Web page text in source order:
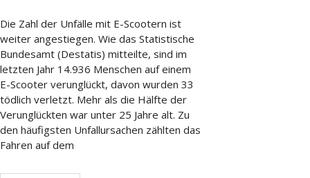
Die Zahl der Unfälle mit E-Scootern ist
weiter angestiegen. Wie das Statistische
Bundesamt (Destatis) mitteilte, sind im
letzten Jahr 14.936 Menschen auf einem
E-Scooter verunglückt, davon wurden 33
tödlich verletzt. Mehr als die Hälfte der
Verunglückten war unter 25 Jahre alt. Zu
den häufigsten Unfallursachen zählten das
Fahren auf dem